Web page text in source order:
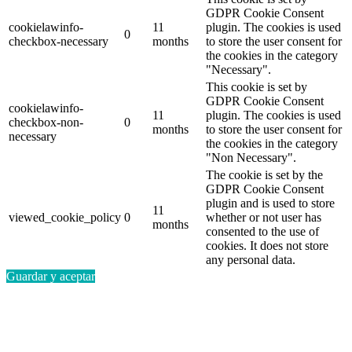
cookielawinfo-
checkbox-necessary
0
11
months
GDPR Cookie Consent
plugin. The cookies is used
to store the user consent for
the cookies in the category
"Necessary".
cookielawinfo-
checkbox-non-
necessary
0
11
months
This cookie is set by
GDPR Cookie Consent
plugin. The cookies is used
to store the user consent for
the cookies in the category
"Non Necessary".
viewed_cookie_policy 0
11
months
The cookie is set by the
GDPR Cookie Consent
plugin and is used to store
whether or not user has
consented to the use of
cookies. It does not store
any personal data.
Guardar y aceptar